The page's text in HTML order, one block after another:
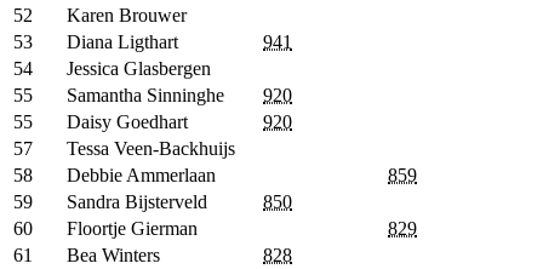
52
Karen Brouwer
53
Diana Ligthart
941
54
Jessica Glasbergen
55
Samantha Sinninghe
920
55
Daisy Goedhart
920
57
Tessa Veen-Backhuijs
58
Debbie Ammerlaan
859
59
Sandra Bijsterveld
850
60
Floortje Gierman
829
61
Bea Winters
828